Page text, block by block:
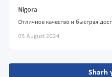
Nigora
Отличное качество и быстрая
05 August 2024
Sharh